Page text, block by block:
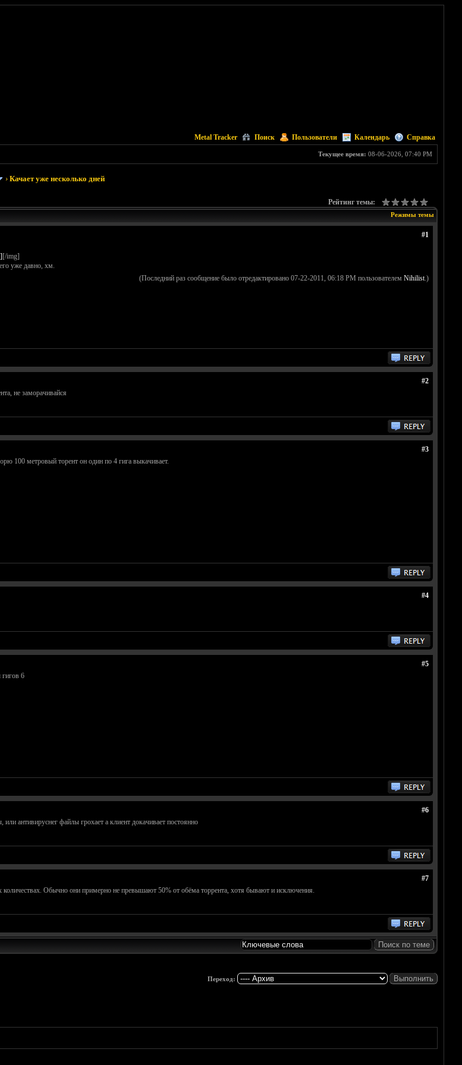
Metal Tracker Поиск Пользователи Календарь Справка
Текущее время: 08-06-2026, 07:40 PM
›Качает уже несколько дней
Рейтинг темы:
Режимы темы
#1
[/img]
уже давно, хм.
(Последний раз сообщение было отредактировано 07-22-2011, 06:18 PM пользователем Nihilist.)
#2
не заморачивайся
#3
100 метровый торент он один по 4 гига выкачивает.
#4
#5
гигов 6
#6
антивируснег файлы грохает а клиент докачивает постоянно
#7
Обычно они примерно не превышают 50% от обёма торрента, хотя бывают и исключения.
Переход: